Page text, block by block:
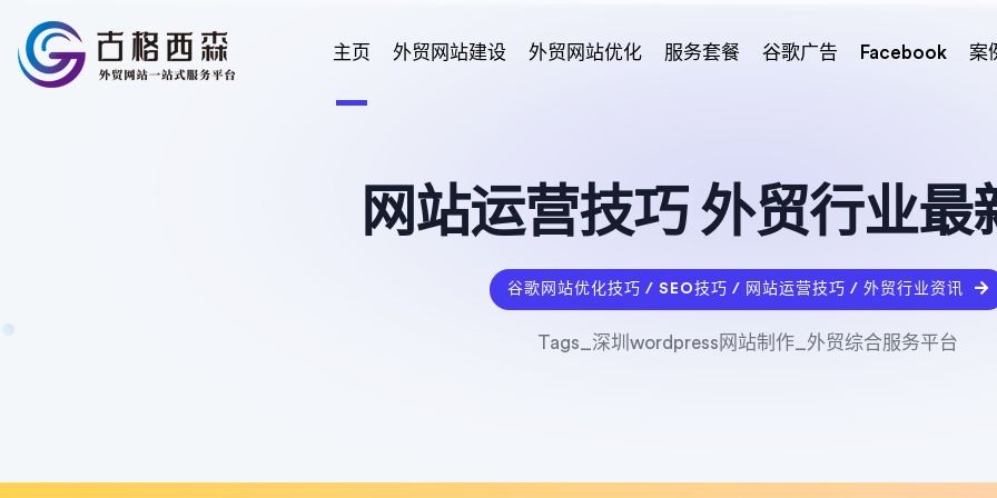
主页 外贸网站建设 外贸网站优化 服务套餐 谷歌广告 Facebook 案
网站运营技巧 外贸行业最
谷歌网站优化技巧 / SEO技巧 / 网站运营技巧 / 外贸行业资讯
Tags_深圳wordpress网站制作_外贸综合服务平台